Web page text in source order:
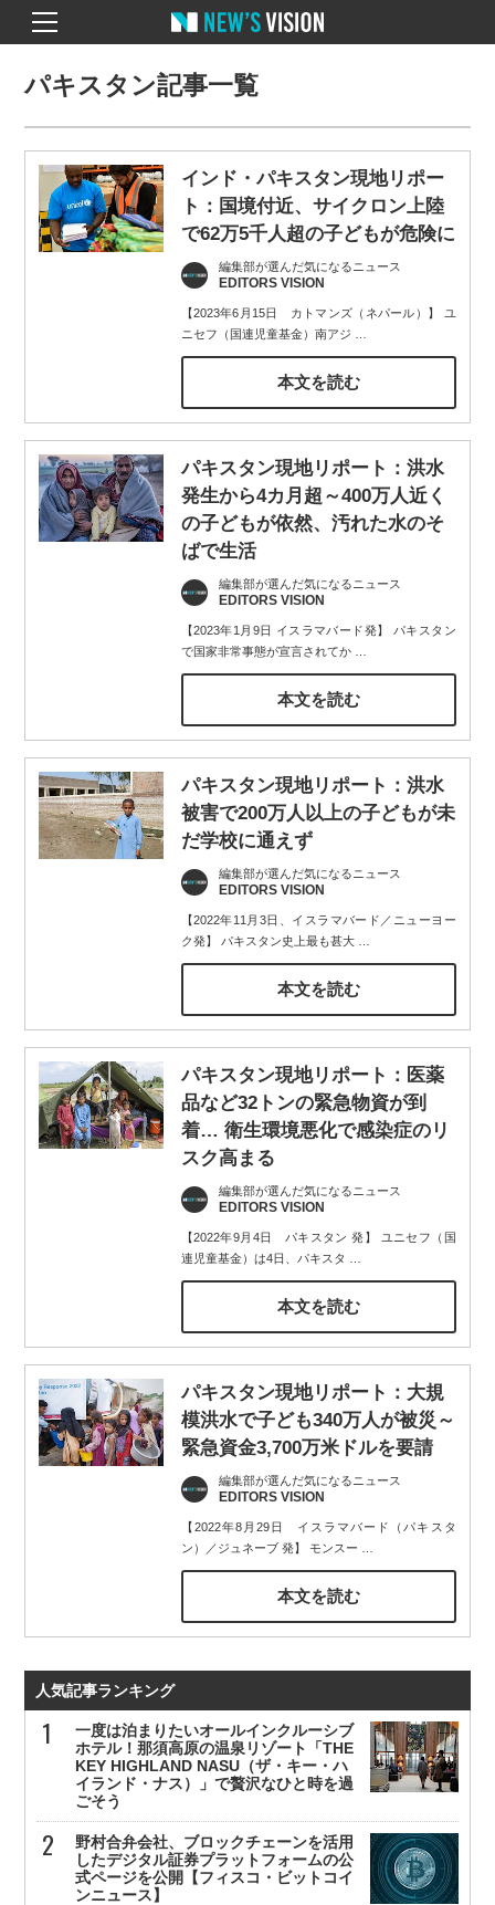
パキスタン記事一覧
インド・パキスタン現地リポー
ト：国境付近、サイクロン上陸
で62万5千人超の子どもが危険に
編集部が選んだ気になるニュース
EDITORS VISION
【2023年6月15日 カトマンズ（ネパール）】 ユ
ニセフ（国連児童基金）南アジ
本文を読む
パキスタン現地リポート：洪水
発生から4カ月超～400万人近く
の子どもが依然、汚れた水のそ
ばで生活
編集部が選んだ気になるニュース
EDITORS VISION
【2023年1月9日 イスラマバード発】 パキスタン
で国家非常事態が宣言されてか…
本文を読む
パキスタン現地リポート：洪水
被害で200万人以上の子どもが未
だ学校に通えず
編集部が選んだ気になるニュース
EDITORS VISION
【2022年11月3日、イスラマバード／ニューヨー
ク発】 パキスタン史上最も甚大…
本文を読む
パキスタン現地リポート：医薬
品など32トンの緊急物資が到
着… 衛生環境悪化で感染症のリ
スク高まる
編集部が選んだ気になるニュース
EDITORS VISION
【2022年9月4日 パキスタン 発】 ユニセフ（国
連児童基金）は4日、パキスタ
本文を読む
パキスタン現地リポート：大規
模洪水で子ども340万人が被災～
緊急資金3,700万米ドルを要請
編集部が選んだ気になるニュース
EDITORS VISION
【2022年8月29日 イスラマバード（パキスタ
ン）／ジュネーブ 発】 モンスー
本文を読む
人気記事ランキング
一度は泊まりたいオールインクルーシブ
ホテル！那須高原の温泉リゾート「THE
KEY HIGHLAND NASU（ザ・キー・ハ
イランド・ナス）」で贅沢なひと時を過
ごそう
野村合弁会社、ブロックチェーンを活用
したデジタル証券プラットフォームの公
式ページを公開【フィスコ・ビットコイ
ンニュース】